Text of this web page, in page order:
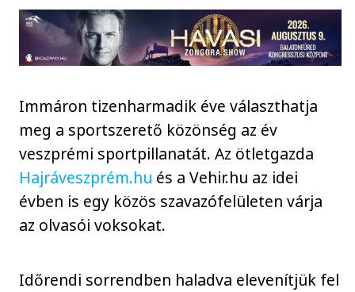
Immáron tizenharmadik éve választhatja
meg a sportszerető közönség az év
veszprémi sportpillanatát. Az ötletgazda
Hajráveszprém.hu és a Vehir.hu az idei
évben is egy közös szavazófelületen várja
az olvasói voksokat.
Időrendi sorrendben haladva elevenítjük fel